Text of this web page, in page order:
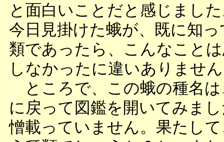
と面白いことだと感じまし
今日見掛けた蛾が、既に知
類であったら、こんなこと
しなかったに違いありませ
ところで、この蛾の種名は
に戻って図鑑を開いてみま
憎載っていません。果たし